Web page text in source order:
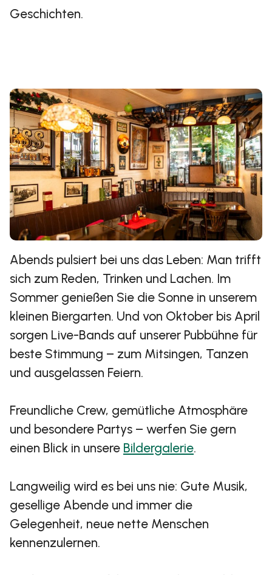
Geschichten.
Abends pulsiert bei uns das Leben: Man trifft
sich zum Reden, Trinken und Lachen. Im
Sommer genießen Sie die Sonne in unserem
kleinen Biergarten. Und von Oktober bis April
sorgen Live-Bands auf unserer Pubbühne für
beste Stimmung – zum Mitsingen, Tanzen
und ausgelassen Feiern.
Freundliche Crew, gemütliche Atmosphäre
und besondere Partys – werfen Sie gern
einen Blick in unsere Bildergalerie.
Langweilig wird es bei uns nie: Gute Musik,
gesellige Abende und immer die
Gelegenheit, neue nette Menschen
kennenzulernen.